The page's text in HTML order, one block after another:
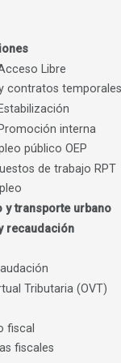
Libre
contratos temporales
interna
público OEP
de trabajo RPT
y transporte urbano
recaudación
Tributaria (OVT)
fiscal
fiscales